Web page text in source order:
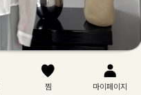
찜 마이페이지